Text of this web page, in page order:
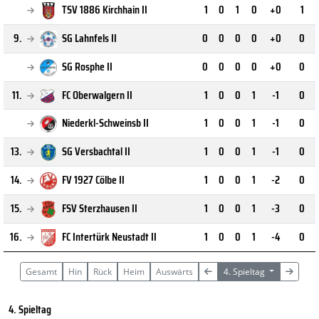
TSV 1886 Kirchhain II
1 0 1 0 +0
1
9.
SG Lahnfels II 0 0 0 0 +0
0
SG Rosphe II
0 0 0 0 +0
0
11.
FC Oberwalgern II 1 0 0 1 -1
0
Niederkl-Schweinsb II
1 0 0 1 -1
0
13.
SG Versbachtal II 1 0 0 1 -1
0
14.
FV 1927 Cölbe II 1 0 0 1 -2
0
15.
FSV Sterzhausen II 1 0 0 1 -3
0
16.
FC Intertürk Neustadt II 1 0 0 1 -4 0
Gesamt Hin Rück Heim Auswärts 4. Spieltag
4. Spieltag